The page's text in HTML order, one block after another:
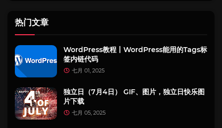
热门文章
WordPress教程丨WordPress能用的Tags标
签内链代码
七月 01, 2025
独立日（7月4日） GIF、图片，独立日快乐图
片下载
七月 05, 2025